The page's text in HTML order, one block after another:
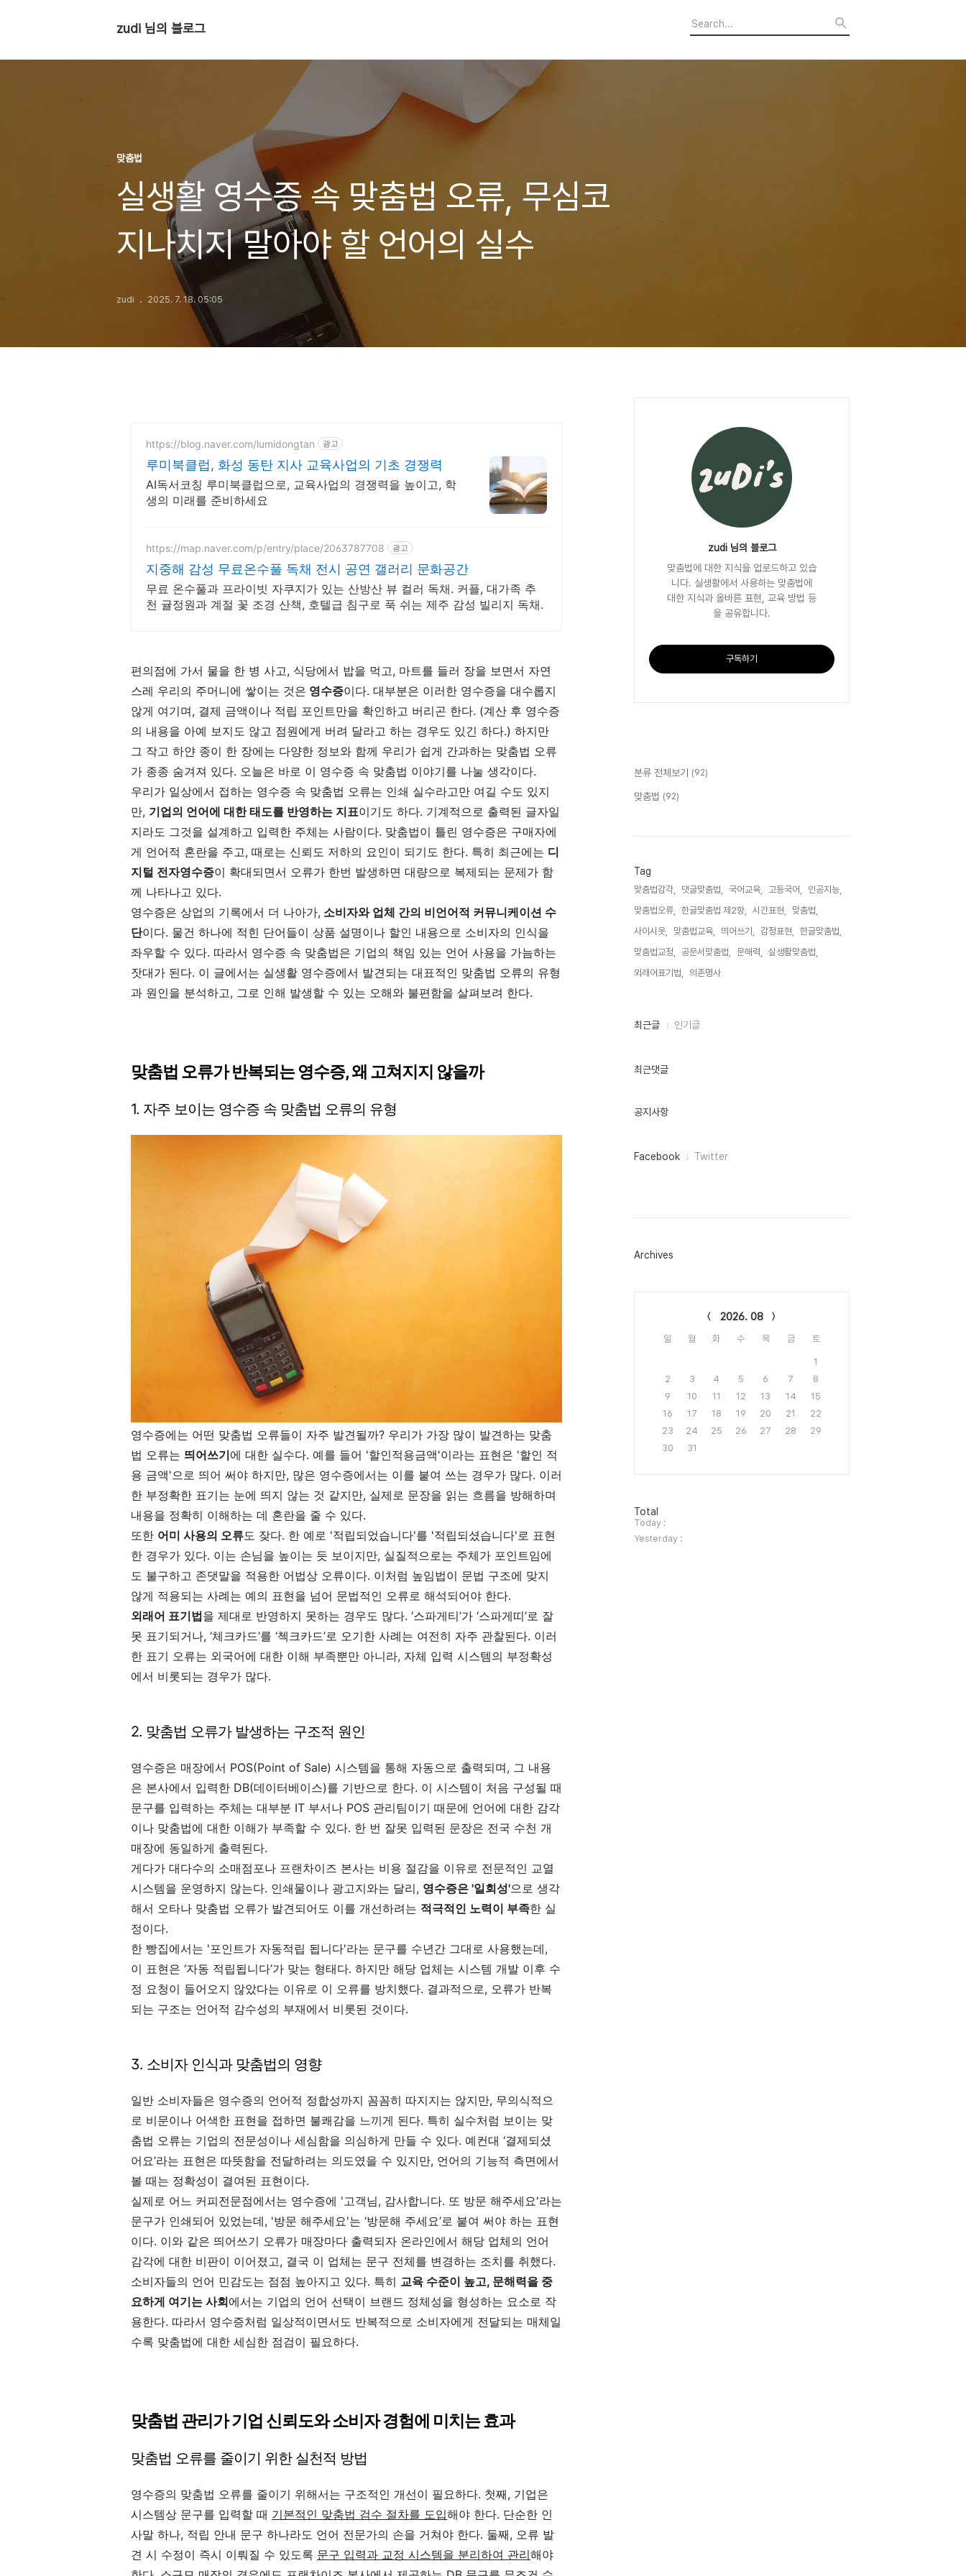
zudi 님의 블로그
맞춤법
실생활 영수증 속 맞춤법 오류, 무심코
지나치지 말아야 할 언어의 실수
zudi 2025. 7. 18. 05:05
https://blog.naver.com/lumidongtan 광고
루미북클럽, 화성 동탄 지사 교육사업의 기초 경쟁력
AI독서코칭 루미북클럽으로, 교육사업의 경쟁력을 높이고, 학
생의 미래를 준비하세요
https://map.naver.com/p/entry/place/2063787708 광고
지중해 감성 무료온수풀 독채 전시 공연 갤러리 문화공간
무료 온수풀과 프라이빗 자쿠지가 있는 산방산 뷰 컬러 독채. 커플, 대가족 추
천 귤정원과 계절 꽃 조경 산책, 호텔급 침구로 푹 쉬는 제주 감성 빌리지 독채.
편의점에 가서 물을 한 병 사고, 식당에서 밥을 먹고, 마트를 들러 장을 보면서 자연
스레 우리의 주머니에 쌓이는 것은 영수증이다. 대부분은 이러한 영수증을 대수롭지
않게 여기며, 결제 금액이나 적립 포인트만을 확인하고 버리곤 한다. (계산 후 영수증
의 내용을 아예 보지도 않고 점원에게 버려 달라고 하는 경우도 있긴 하다.) 하지만
그 작고 하얀 종이 한 장에는 다양한 정보와 함께 우리가 쉽게 간과하는 맞춤법 오류
가 종종 숨겨져 있다. 오늘은 바로 이 영수증 속 맞춤법 이야기를 나눌 생각이다.
우리가 일상에서 접하는 영수증 속 맞춤법 오류는 인쇄 실수라고만 여길 수도 있지
만, 기업의 언어에 대한 태도를 반영하는 지표이기도 하다. 기계적으로 출력된 글자일
지라도 그것을 설계하고 입력한 주체는 사람이다. 맞춤법이 틀린 영수증은 구매자에
게 언어적 혼란을 주고, 때로는 신뢰도 저하의 요인이 되기도 한다. 특히 최근에는 디
지털 전자영수증이 확대되면서 오류가 한번 발생하면 대량으로 복제되는 문제가 함
께 나타나고 있다.
영수증은 상업의 기록에서 더 나아가, 소비자와 업체 간의 비언어적 커뮤니케이션 수
단이다. 물건 하나에 적힌 단어들이 상품 설명이나 할인 내용으로 소비자의 인식을
좌우할 수 있다. 따라서 영수증 속 맞춤법은 기업의 책임 있는 언어 사용을 가늠하는
잣대가 된다. 이 글에서는 실생활 영수증에서 발견되는 대표적인 맞춤법 오류의 유형
과 원인을 분석하고, 그로 인해 발생할 수 있는 오해와 불편함을 살펴보려 한다.
맞춤법 오류가 반복되는 영수증, 왜 고쳐지지 않을까
1. 자주 보이는 영수증 속 맞춤법 오류의 유형
영수증에는 어떤 맞춤법 오류들이 자주 발견될까? 우리가 가장 많이 발견하는 맞춤
법 오류는 띄어쓰기에 대한 실수다. 예를 들어 '할인적용금액'이라는 표현은 '할인 적
용 금액'으로 띄어 써야 하지만, 많은 영수증에서는 이를 붙여 쓰는 경우가 많다. 이러
한 부정확한 표기는 눈에 띄지 않는 것 같지만, 실제로 문장을 읽는 흐름을 방해하며
내용을 정확히 이해하는 데 혼란을 줄 수 있다.
또한 어미 사용의 오류도 잦다. 한 예로 '적립되었습니다'를 '적립되셨습니다'로 표현
한 경우가 있다. 이는 손님을 높이는 듯 보이지만, 실질적으로는 주체가 포인트임에
도 불구하고 존댓말을 적용한 어법상 오류이다. 이처럼 높임법이 문법 구조에 맞지
않게 적용되는 사례는 예의 표현을 넘어 문법적인 오류로 해석되어야 한다.
외래어 표기법을 제대로 반영하지 못하는 경우도 많다. ‘스파게티’가 ‘스파게띠’로 잘
못 표기되거나, ‘체크카드’를 ‘첵크카드’로 오기한 사례는 여전히 자주 관찰된다. 이러
한 표기 오류는 외국어에 대한 이해 부족뿐만 아니라, 자체 입력 시스템의 부정확성
에서 비롯되는 경우가 많다.
2. 맞춤법 오류가 발생하는 구조적 원인
영수증은 매장에서 POS(Point of Sale) 시스템을 통해 자동으로 출력되며, 그 내용
은 본사에서 입력한 DB(데이터베이스)를 기반으로 한다. 이 시스템이 처음 구성될 때
문구를 입력하는 주체는 대부분 IT 부서나 POS 관리팀이기 때문에 언어에 대한 감각
이나 맞춤법에 대한 이해가 부족할 수 있다. 한 번 잘못 입력된 문장은 전국 수천 개
매장에 동일하게 출력된다.
게다가 대다수의 소매점포나 프랜차이즈 본사는 비용 절감을 이유로 전문적인 교열
시스템을 운영하지 않는다. 인쇄물이나 광고지와는 달리, 영수증은 '일회성'으로 생각
해서 오타나 맞춤법 오류가 발견되어도 이를 개선하려는 적극적인 노력이 부족한 실
정이다.
한 빵집에서는 '포인트가 자동적립 됩니다'라는 문구를 수년간 그대로 사용했는데,
이 표현은 ‘자동 적립됩니다’가 맞는 형태다. 하지만 해당 업체는 시스템 개발 이후 수
정 요청이 들어오지 않았다는 이유로 이 오류를 방치했다. 결과적으로, 오류가 반복
되는 구조는 언어적 감수성의 부재에서 비롯된 것이다.
3. 소비자 인식과 맞춤법의 영향
일반 소비자들은 영수증의 언어적 정합성까지 꼼꼼히 따지지는 않지만, 무의식적으
로 비문이나 어색한 표현을 접하면 불쾌감을 느끼게 된다. 특히 실수처럼 보이는 맞
춤법 오류는 기업의 전문성이나 세심함을 의심하게 만들 수 있다. 예컨대 ‘결제되셨
어요’라는 표현은 따뜻함을 전달하려는 의도였을 수 있지만, 언어의 기능적 측면에서
볼 때는 정확성이 결여된 표현이다.
실제로 어느 커피전문점에서는 영수증에 '고객님, 감사합니다. 또 방문 해주세요'라는
문구가 인쇄되어 있었는데, '방문 해주세요'는 ‘방문해 주세요’로 붙여 써야 하는 표현
이다. 이와 같은 띄어쓰기 오류가 매장마다 출력되자 온라인에서 해당 업체의 언어
감각에 대한 비판이 이어졌고, 결국 이 업체는 문구 전체를 변경하는 조치를 취했다.
소비자들의 언어 민감도는 점점 높아지고 있다. 특히 교육 수준이 높고, 문해력을 중
요하게 여기는 사회에서는 기업의 언어 선택이 브랜드 정체성을 형성하는 요소로 작
용한다. 따라서 영수증처럼 일상적이면서도 반복적으로 소비자에게 전달되는 매체일
수록 맞춤법에 대한 세심한 점검이 필요하다.
맞춤법 관리가 기업 신뢰도와 소비자 경험에 미치는 효과
맞춤법 오류를 줄이기 위한 실천적 방법
영수증의 맞춤법 오류를 줄이기 위해서는 구조적인 개선이 필요하다. 첫째, 기업은
시스템상 문구를 입력할 때 기본적인 맞춤법 검수 절차를 도입해야 한다. 단순한 인
사말 하나, 적립 안내 문구 하나라도 언어 전문가의 손을 거쳐야 한다. 둘째, 오류 발
견 시 수정이 즉시 이뤄질 수 있도록 문구 입력과 교정 시스템을 분리하여 관리해야
zudi 님의 블로그
맞춤법에 대한 지식을 업로드하고 있습
니다. 실생활에서 사용하는 맞춤법에
대한 지식과 올바른 표현, 교육 방법 등
을 공유합니다.
구독하기
분류 전체보기 (92)
맞춤법 (92)
Tag
맞춤법감각, 댓글맞춤법, 국어교육, 고등국어,
인공지능,
맞춤법오류,
한글맞춤법 제2항, 시간표현,
맞춤법,
사이시옷,
맞춤법교육, 띄어쓰기, 감정표현,
한글맞춤법,
맞춤법교정,
공문서맞춤법, 문해력,
실생활맞춤법,
외래어표기법,
의존명사,
최
인
최근글 인기글
최근댓글
공지사항
페
그
Facebook Twitter
Archives
2026. 08
일 월 화 수 목 금 토
1
2
3 4 5 6 7
8
9
10 11 12 13 14
15
16
17 18 19 20 21
22
23
24 25 26 27 28
29
30
31
방
문
자
수
Total
Today :
Yesterday :